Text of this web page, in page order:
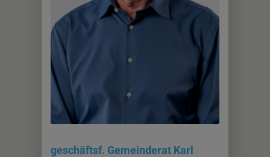
geschäftsf. Gemeinderat Karl